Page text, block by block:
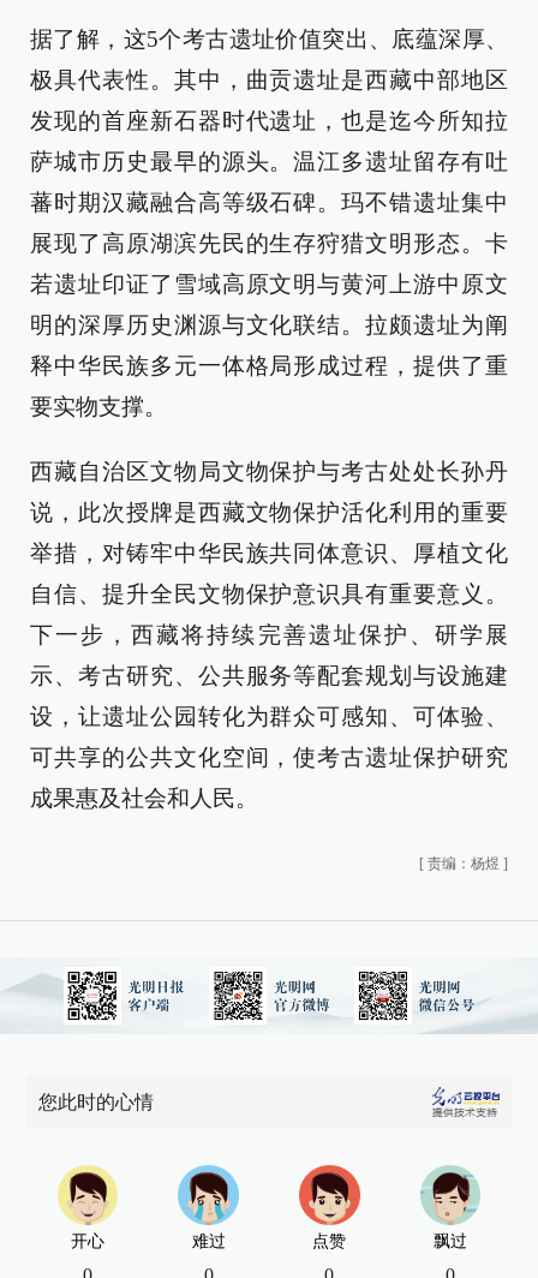
据了解，这5个考古遗址价值突出、底蕴深厚、
极具代表性。其中，曲贡遗址是西藏中部地区
发现的首座新石器时代遗址，也是迄今所知拉
萨城市历史最早的源头。温江多遗址留存有吐
蕃时期汉藏融合高等级石碑。玛不错遗址集中
展现了高原湖滨先民的生存狩猎文明形态。卡
若遗址印证了雪域高原文明与黄河上游中原文
明的深厚历史渊源与文化联结。拉颇遗址为阐
释中华民族多元一体格局形成过程，提供了重
要实物支撑。
西藏自治区文物局文物保护与考古处处长孙丹
说，此次授牌是西藏文物保护活化利用的重要
举措，对铸牢中华民族共同体意识、厚植文化
自信、提升全民文物保护意识具有重要意义。
下一步，西藏将持续完善遗址保护、研学展
示、考古研究、公共服务等配套规划与设施建
设，让遗址公园转化为群众可感知、可体验、
可共享的公共文化空间，使考古遗址保护研究
成果惠及社会和人民。
[ 责编：杨煜 ]
您此时的心情
开心 难过 点赞 飘过